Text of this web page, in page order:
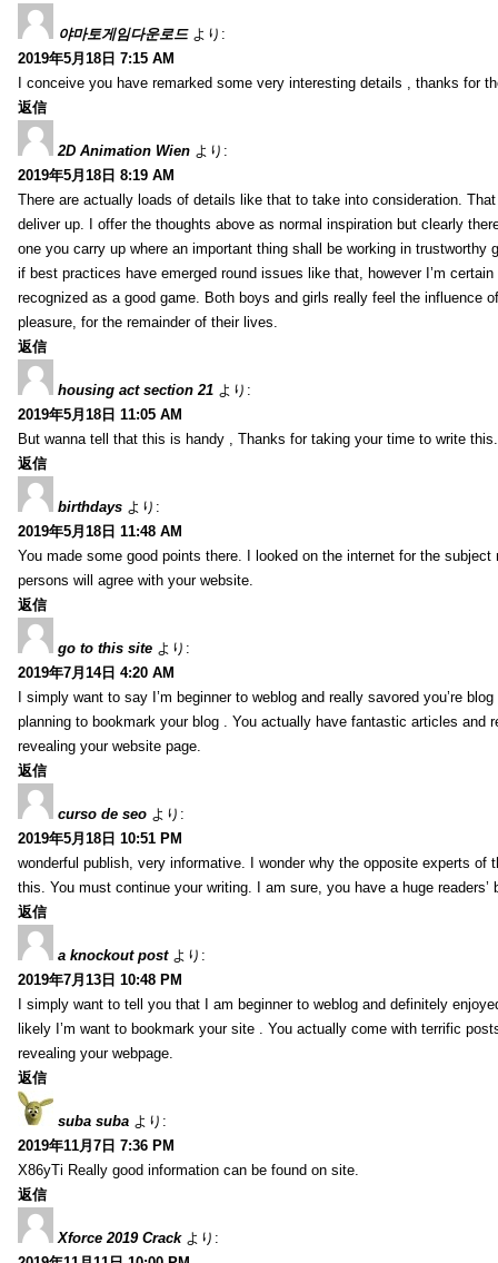
야마토게임다운로드 より:
2019年5月18日 7:15 AM
I conceive you have remarked some very interesting details , thanks for
返信
2D Animation Wien より:
2019年5月18日 8:19 AM
There are actually loads of details like that to take into consideration.
deliver up. I offer the thoughts above as normal inspiration but clearly
one you carry up where an important thing shall be working in trustworthy
if best practices have emerged round issues like that, however I’m
recognized as a good game. Both boys and girls really feel the influence
pleasure, for the remainder of their lives.
返信
housing act section 21 より:
2019年5月18日 11:05 AM
But wanna tell that this is handy , Thanks for taking your time to write this.
返信
birthdays より:
2019年5月18日 11:48 AM
You made some good points there. I looked on the internet for the subject
persons will agree with your website.
返信
go to this site より:
2019年7月14日 4:20 AM
I simply want to say I’m beginner to weblog and really savored you’re
planning to bookmark your blog . You actually have fantastic articles and
revealing your website page.
返信
curso de seo より:
2019年5月18日 10:51 PM
wonderful publish, very informative. I wonder why the opposite experts of
this. You must continue your writing. I am sure, you have a huge readers’
返信
a knockout post より:
2019年7月13日 10:48 PM
I simply want to tell you that I am beginner to weblog and definitely
likely I’m want to bookmark your site . You actually come with terrific
revealing your webpage.
返信
suba suba より:
2019年11月7日 7:36 PM
X86yTi Really good information can be found on site.
返信
Xforce 2019 Crack より: